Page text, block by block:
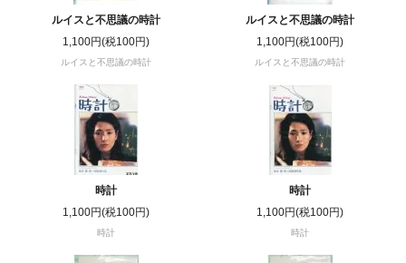
ルイスと不思議の時計
1,100円(税100円)
ルイスと不思議の時計
ルイスと不思議の時計
1,100円(税100円)
ルイスと不思議の時計
時計
1,100円(税100円)
時計
時計
1,100円(税100円)
時計